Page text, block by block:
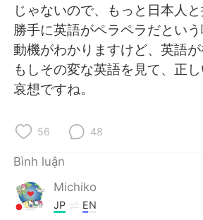
Português
じゃないので、もっと日本人
勝手に英語がペラペラだという
動機がわかりますけど、英語
もしその変な英語を見て、正
哀想ですね。
56 48
Bình luận
Michiko
JP EN